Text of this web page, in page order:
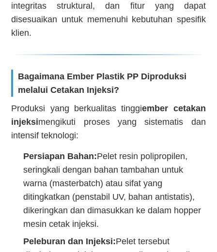
integritas struktural, dan fitur yang dapat
disesuaikan untuk memenuhi kebutuhan spesifik
klien.
Bagaimana Ember Plastik PP Diproduksi
melalui Cetakan Injeksi?
Produksi yang berkualitas tinggiember cetakan
injeksimengikuti proses yang sistematis dan
intensif teknologi:
Persiapan Bahan:Pelet resin polipropilen,
seringkali dengan bahan tambahan untuk
warna (masterbatch) atau sifat yang
ditingkatkan (penstabil UV, bahan antistatis),
dikeringkan dan dimasukkan ke dalam hopper
mesin cetak injeksi.
Peleburan dan Injeksi:Pelet tersebut